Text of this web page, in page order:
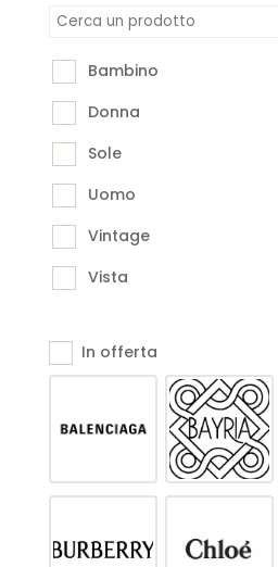
Bambino
Donna
Sole
Uomo
Vintage
Vista
In offerta